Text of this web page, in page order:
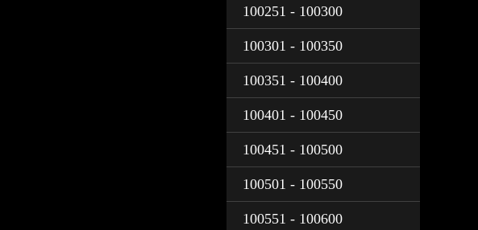
100251 - 100300
100301 - 100350
100351 - 100400
100401 - 100450
100451 - 100500
100501 - 100550
100551 - 100600